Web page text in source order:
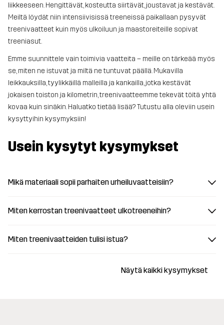
liikkeeseen. Hengittävät, kosteutta siirtävät, joustavat ja kestävät.
Meiltä löydät niin intensiivisissä treeneissä paikallaan pysyvät
treenivaatteet kuin myös ulkoiluun ja maastoreiteille sopivat
treeniasut.
Emme suunnittele vain toimivia vaatteita – meille on tärkeää myös
se, miten ne istuvat ja miltä ne tuntuvat päällä. Mukavilla
leikkauksilla, tyylikkäillä malleilla ja kankailla, jotka kestävät
jokaisen toiston ja kilometrin, treenivaatteemme tekevät töitä yhtä
kovaa kuin sinäkin. Haluatko tietää lisää? Tutustu alla oleviin usein
kysyttyihin kysymyksiin!
Usein kysytyt kysymykset
Mikä materiaali sopii parhaiten urheiluvaatteisiin?
Miten kerrostan treenivaatteet ulkotreeneihin?
Miten treenivaatteiden tulisi istua?
Näytä kaikki kysymykset